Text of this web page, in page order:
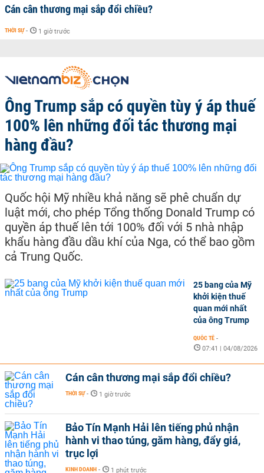
Cán cân thương mại sắp đổi chiều?
THỜI SỰ - 1 giờ trước
Ông Trump sắp có quyền tùy ý áp thuế
100% lên những đối tác thương mại
hàng đầu?
Quốc hội Mỹ nhiều khả năng sẽ phê chuẩn dự
luật mới, cho phép Tổng thống Donald Trump có
quyền áp thuế lên tới 100% đối với 5 nhà nhập
khẩu hàng đầu dầu khí của Nga, có thể bao gồm
cả Trung Quốc.
25 bang của Mỹ
khởi kiện thuế
quan mới nhất
của ông Trump
QUỐC TẾ -
07:41 | 04/08/2026
Cán cân thương mại sắp đổi chiều?
THỜI SỰ - 1 giờ trước
Bảo Tín Mạnh Hải lên tiếng phủ nhận
hành vi thao túng, găm hàng, đẩy giá,
trục lợi
KINH DOANH - 1 phút trước